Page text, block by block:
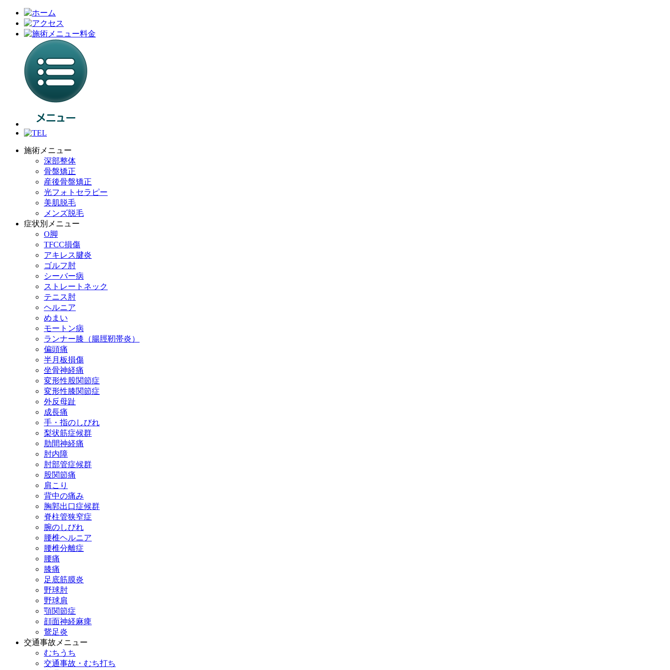
施術メニュー
深部整体
骨盤矯正
産後骨盤矯正
光フォトセラピー
美肌脱毛
メンズ脱毛
症状別メニュー
O脚
TFCC損傷
アキレス腱炎
ゴルフ肘
シーバー病
ストレートネック
テニス肘
ヘルニア
めまい
モートン病
ランナー膝（腸脛靭帯炎）
偏頭痛
半月板損傷
坐骨神経痛
変形性股関節症
変形性膝関節症
外反母趾
成長痛
手・指のしびれ
梨状筋症候群
肋間神経痛
肘内障
肘部管症候群
股関節痛
肩こり
背中の痛み
胸郭出口症候群
脊柱管狭窄症
腕のしびれ
腰椎ヘルニア
腰椎分離症
腰痛
膝痛
足底筋膜炎
野球肘
野球肩
顎関節症
顔面神経麻痺
鵞足炎
交通事故メニュー
むちうち
交通事故・むち打ち